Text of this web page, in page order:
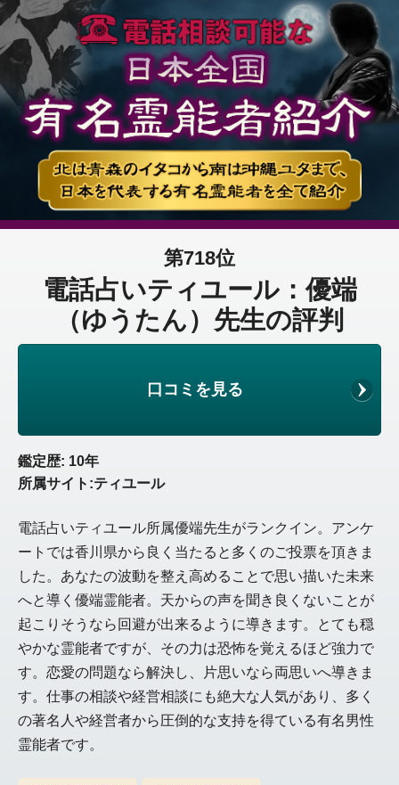
第718位
電話占いティユール：優端
（ゆうたん）先生の評判
口コミを見る
鑑定歴: 10年
所属サイト:ティユール
電話占いティユール所属優端先生がランクイン。アンケ
ートでは香川県から良く当たると多くのご投票を頂きま
した。あなたの波動を整え高めることで思い描いた未来
へと導く優端霊能者。天からの声を聞き良くないことが
起こりそうなら回避が出来るように導きます。とても穏
やかな霊能者ですが、その力は恐怖を覚えるほど強力で
す。恋愛の問題なら解決し、片思いなら両思いへ導きま
す。仕事の相談や経営相談にも絶大な人気があり、多く
の著名人や経営者から圧倒的な支持を得ている有名男性
霊能者です。